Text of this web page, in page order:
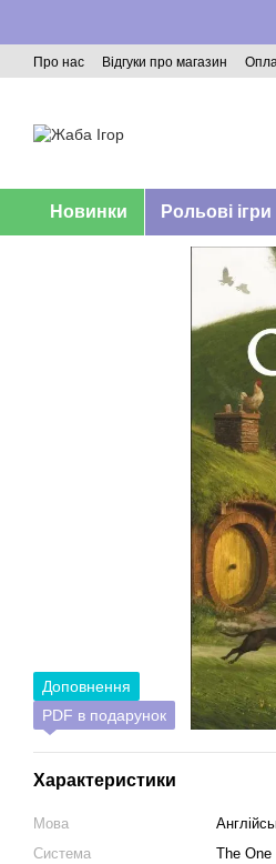
Про нас Відгуки про магазин
Новинки Рольові ігри
Доповнення
PDF в подарунок
Характеристики
Мова
Система
The One